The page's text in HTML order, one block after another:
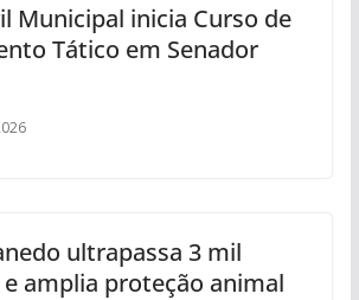
Municipal inicia Curso de
Tático em Senador
ultrapassa 3 mil
amplia proteção animal